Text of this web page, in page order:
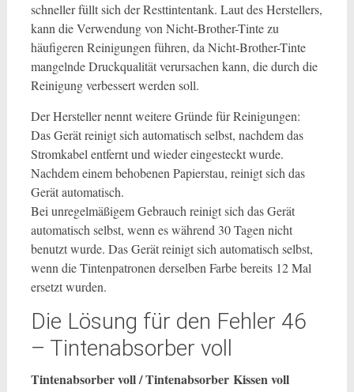
schneller füllt sich der Resttintentank. Laut des Herstellers,
kann die Verwendung von Nicht-Brother-Tinte zu
häufigeren Reinigungen führen, da Nicht-Brother-Tinte
mangelnde Druckqualität verursachen kann, die durch die
Reinigung verbessert werden soll.
Der Hersteller nennt weitere Gründe für Reinigungen:
Das Gerät reinigt sich automatisch selbst, nachdem das
Stromkabel entfernt und wieder eingesteckt wurde.
Nachdem einem behobenen Papierstau, reinigt sich das
Gerät automatisch.
Bei unregelmäßigem Gebrauch reinigt sich das Gerät
automatisch selbst, wenn es während 30 Tagen nicht
benutzt wurde. Das Gerät reinigt sich automatisch selbst,
wenn die Tintenpatronen derselben Farbe bereits 12 Mal
ersetzt wurden.
Die Lösung für den Fehler 46
– Tintenabsorber voll
Tintenabsorber voll / Tintenabsorber Kissen voll